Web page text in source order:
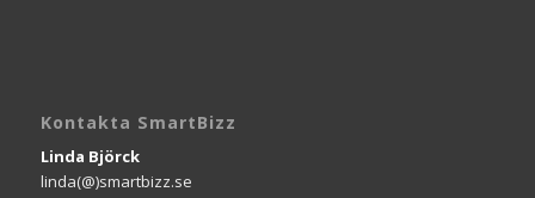
Kontakta SmartBizz
Linda Björck
linda(@)smartbizz.se